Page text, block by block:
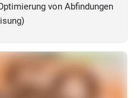
von Abfindungen